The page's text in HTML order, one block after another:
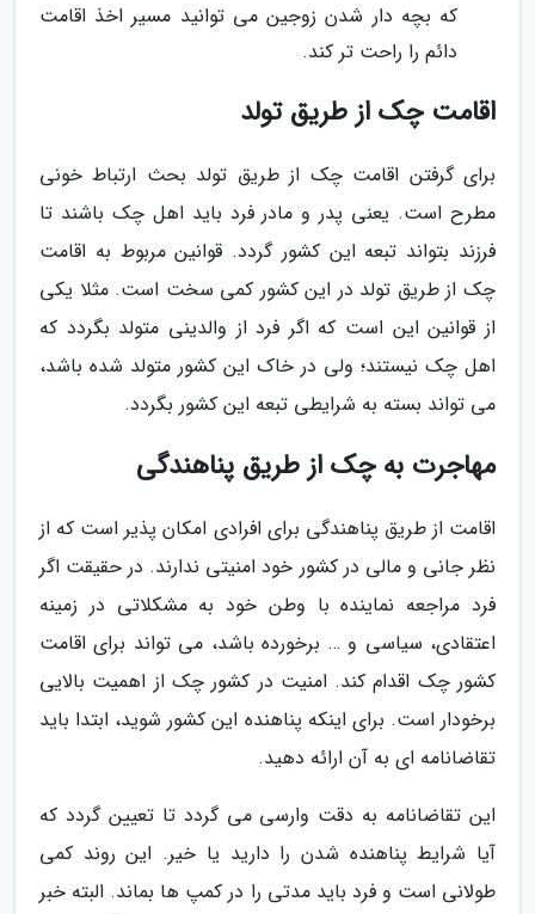
که بچه دار شدن زوجین می توانید مسیر اخذ اقامت
دائم را راحت تر کند.
اقامت چک از طریق تولد
برای گرفتن اقامت چک از طریق تولد بحث ارتباط خونی
مطرح است. یعنی پدر و مادر فرد باید اهل چک باشند تا
فرزند بتواند تبعه این کشور گردد. قوانین مربوط به اقامت
چک از طریق تولد در این کشور کمی سخت است. مثلا یکی
از قوانین این است که اگر فرد از والدینی متولد بگردد که
اهل چک نیستند؛ ولی در خاک این کشور متولد شده باشد،
می تواند بسته به شرایطی تبعه این کشور بگردد.
مهاجرت به چک از طریق پناهندگی
اقامت از طریق پناهندگی برای افرادی امکان پذیر است که از
نظر جانی و مالی در کشور خود امنیتی ندارند. در حقیقت اگر
فرد مراجعه نماینده با وطن خود به مشکلاتی در زمینه
اعتقادی، سیاسی و … برخورده باشد، می تواند برای اقامت
کشور چک اقدام کند. امنیت در کشور چک از اهمیت بالایی
برخودار است. برای اینکه پناهنده این کشور شوید، ابتدا باید
تقاضانامه ای به آن ارائه دهید.
این تقاضانامه به دقت وارسی می گردد تا تعیین گردد که
آیا شرایط پناهنده شدن را دارید یا خیر. این روند کمی
طولانی است و فرد باید مدتی را در کمپ ها بماند. البته خبر